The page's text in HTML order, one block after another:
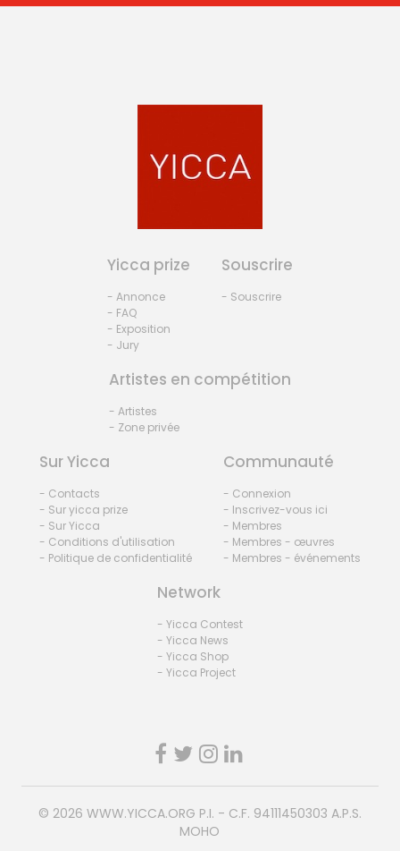
Yicca prize
- Annonce
- FAQ
- Exposition
- Jury
Souscrire
- Souscrire
Artistes en compétition
- Artistes
- Zone privée
Sur Yicca
- Contacts
- Sur yicca prize
- Sur Yicca
- Conditions d'utilisation
- Politique de confidentialité
Communauté
- Connexion
- Inscrivez-vous ici
- Membres
- Membres - œuvres
- Membres - événements
Network
- Yicca Contest
- Yicca News
- Yicca Shop
- Yicca Project
© 2026 WWW.YICCA.ORG P.I. - C.F. 94111450303 A.P.S.
MOHO